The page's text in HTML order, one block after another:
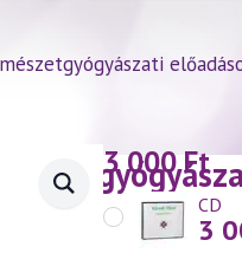
— Kínai3 000Ft
CD
3